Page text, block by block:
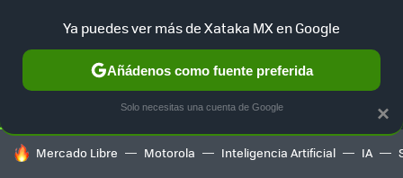
SELECCIÓN GAMING HOME AUTO TERRITORIO
HOY SE HABLA DE
Mercado Libre Motorola Inteligencia Artificial IA
×
Ya puedes ver más de Xataka MX en Google
Añádenos como fuente preferida
Solo necesitas una cuenta de Google